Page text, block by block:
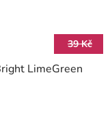
39 Kč
LimeGreen